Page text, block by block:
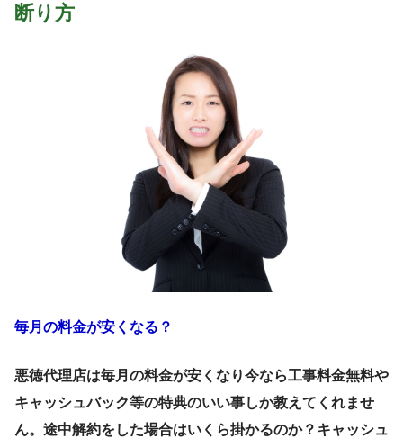
断り方
毎月の料金が安くなる？
悪徳代理店は毎月の料金が安くなり今なら工事料金無料や
キャッシュバック等の特典のいい事しか教えてくれませ
ん。途中解約をした場合はいくら掛かるのか？キャッシュ